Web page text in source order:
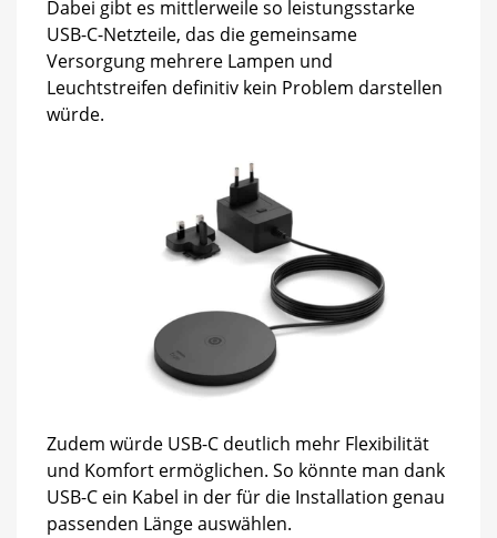
Dabei gibt es mittlerweile so leistungsstarke
USB-C-Netzteile, das die gemeinsame
Versorgung mehrere Lampen und
Leuchtstreifen definitiv kein Problem darstellen
würde.
Zudem würde USB-C deutlich mehr Flexibilität
und Komfort ermöglichen. So könnte man dank
USB-C ein Kabel in der für die Installation genau
passenden Länge auswählen.